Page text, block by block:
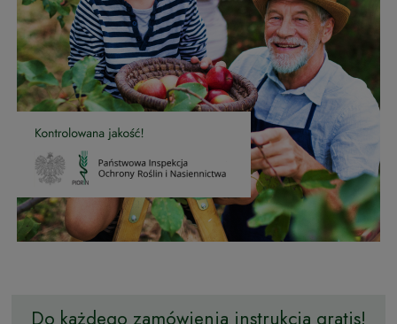
Do każdego zamówienia instrukcja gratis!